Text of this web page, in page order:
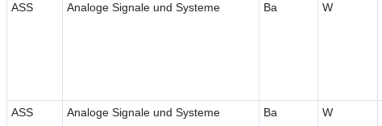
ASS Analoge Signale und Systeme Ba W
ASS Analoge Signale und Systeme Ba W